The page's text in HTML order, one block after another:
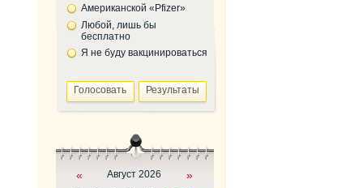
Американской «Pfizer»
Любой, лишь бы
бесплатно
Я не буду вакцинироваться
« Август 2026 »